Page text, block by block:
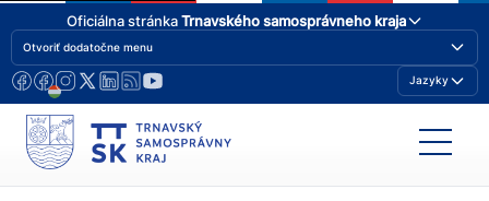
Oficiálna stránkaTrnavského samosprávneho kraja
Otvoriť dodatočne menu
Jazyky